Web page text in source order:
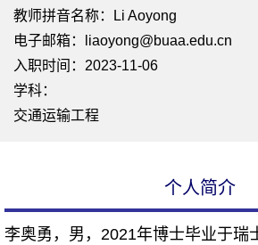
教师拼音名称：Li Aoyong
电子邮箱：
liaoyong@buaa.edu.cn
入职时间：2023-11-06
学科：
交通运输工程
个人简介
李奥勇，男，2021年博士毕业于瑞